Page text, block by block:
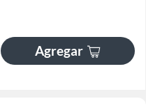
Agregar